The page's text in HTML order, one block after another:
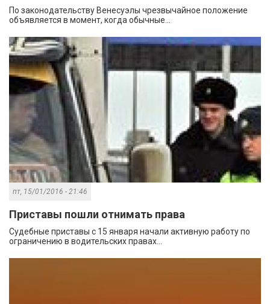
По законодательству Венесуэлы чрезвычайное положение
объявляется в момент, когда обычные...
пт, 15/01/2016 - 21:46
Приставы пошли отнимать права
Судебные приставы с 15 января начали активную работу по
ограничению в водительских правах...